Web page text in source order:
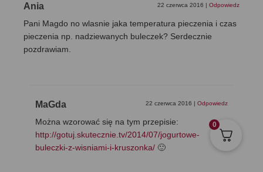
Ania 22 czerwca 2016 | Odpowiedz
Pani Magdo no wlasnie jaka temperatura pieczenia i czas
pieczenia np. nadziewanych buleczek? Serdecznie
pozdrawiam.
MaGda 22 czerwca 2016 | Odpowiedz
Można wzorować się na tym przepisie:
http://gotuj.skutecznie.tv/2014/07/jogurtowe-
buleczki-z-wisniami-i-kruszonka/ 🙂
0